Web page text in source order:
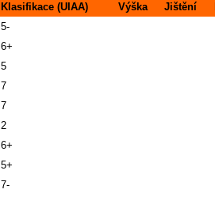
Klasifikace (UIAA) Výška Jištění
5-
6+
5
7
7
2
6+
5+
7-